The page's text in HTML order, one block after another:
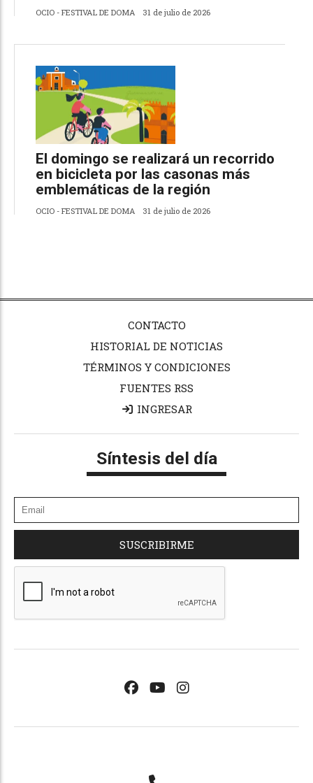
OCIO - FESTIVAL DE DOMA 31 de julio de 2026
El domingo se realizará un recorrido
en bicicleta por las casonas más
emblemáticas de la región
OCIO - FESTIVAL DE DOMA 31 de julio de 2026
CONTACTO
HISTORIAL DE NOTICIAS
TÉRMINOS Y CONDICIONES
FUENTES RSS
INGRESAR
Síntesis del día
SUSCRIBIRME